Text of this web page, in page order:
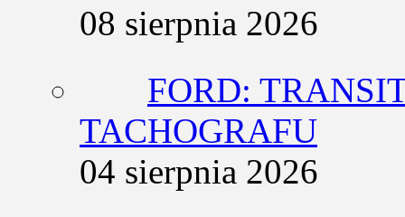
08 sierpnia 2026
FORD:
TACHOGRAFU
04 sierpnia 2026